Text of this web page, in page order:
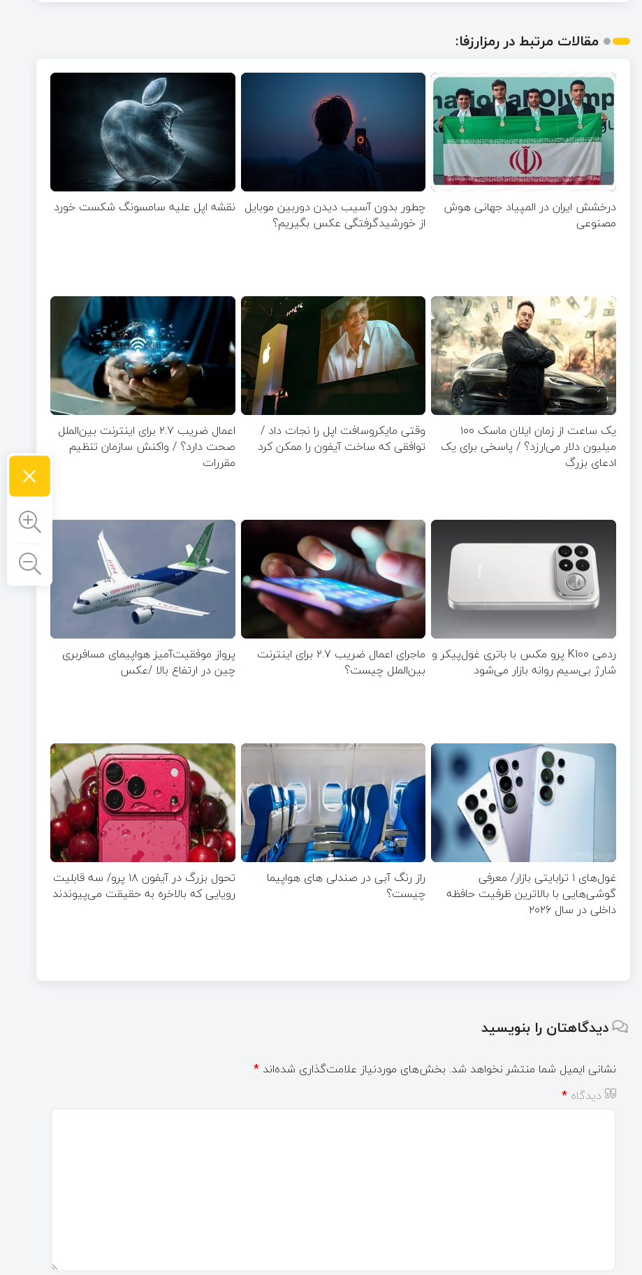
مقالات مرتبط در رمزارزفا:
درخشش ایران در المپیاد جهانی هوش
مصنوعی
چطور بدون آسیب دیدن دوربین موبایل
از خورشیدگرفتگی عکس بگیریم؟
نقشه اپل علیه سامسونگ شکست خورد
یک ساعت از زمان ایلان ماسک ۱۰۰
میلیون دلار می‌ارزد؟ / پاسخی برای یک
ادعای بزرگ
وقتی مایکروسافت اپل را نجات داد /
توافقی که ساخت آیفون را ممکن کرد
اعمال ضریب ۲.۷ برای اینترنت بین‌الملل
صحت دارد؟ / واکنش سازمان تنظیم
مقررات
ردمی K100 پرو مکس با باتری غول‌پیکر و
شارژ بی‌سیم روانه بازار می‌شود
ماجرای اعمال ضریب ۲.۷ برای اینترنت
بین‌الملل چیست؟
پرواز موفقیت‌آمیز هواپیمای مسافربری
چین در ارتفاع بالا /عکس
غول‌های ۱ ترابایتی بازار/ معرفی
گوشی‌هایی با بالاترین ظرفیت حافظه
داخلی در سال ۲۰۲۶
راز رنگ آبی در صندلی های هواپیما
چیست؟
تحول بزرگ در آیفون ۱۸ پرو/ سه قابلیت
رویایی که بالاخره به حقیقت می‌پیوندند
دیدگاهتان را بنویسید
نشانی ایمیل شما منتشر نخواهد شد. بخش‌های موردنیاز علامت‌گذاری شده‌اند *
دیدگاه *
×